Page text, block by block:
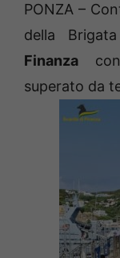
PONZA –
della
Finanza
superato da